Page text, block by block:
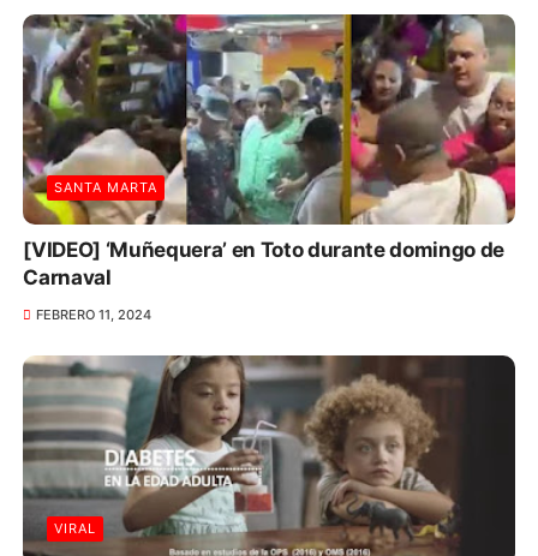
SANTA MARTA
[VIDEO] ‘Muñequera’ en Toto durante domingo de
Carnaval
FEBRERO 11, 2024
VIRAL